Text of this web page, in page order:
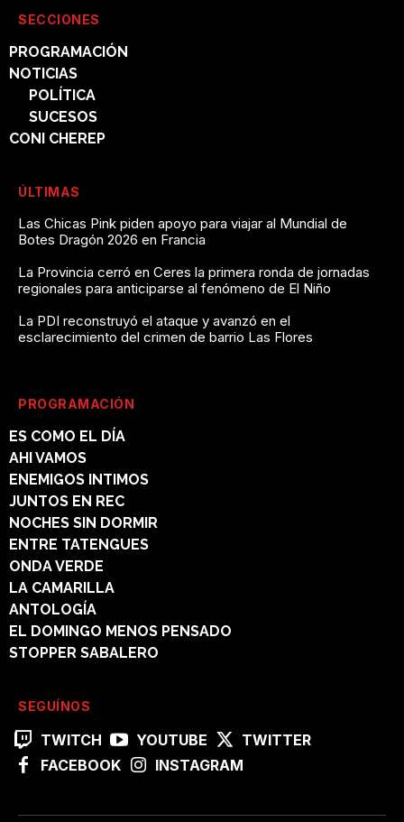
SECCIONES
PROGRAMACIÓN
NOTICIAS
POLÍTICA
SUCESOS
CONI CHEREP
ÚLTIMAS
Las Chicas Pink piden apoyo para viajar al Mundial de
Botes Dragón 2026 en Francia
La Provincia cerró en Ceres la primera ronda de jornadas
regionales para anticiparse al fenómeno de El Niño
La PDI reconstruyó el ataque y avanzó en el
esclarecimiento del crimen de barrio Las Flores
PROGRAMACIÓN
ES COMO EL DÍA
AHI VAMOS
ENEMIGOS INTIMOS
JUNTOS EN REC
NOCHES SIN DORMIR
ENTRE TATENGUES
ONDA VERDE
LA CAMARILLA
ANTOLOGÍA
EL DOMINGO MENOS PENSADO
STOPPER SABALERO
SEGUÍNOS
TWITCH YOUTUBE
TWITTER
FACEBOOK
INSTAGRAM